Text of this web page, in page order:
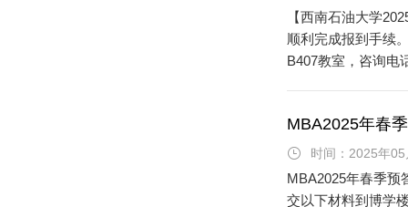
【西南石油大学
顺利完成报到手续
B407教室，咨询电
MBA2025年春
时间：2025年
MBA2025年春季
交以下材料到博学